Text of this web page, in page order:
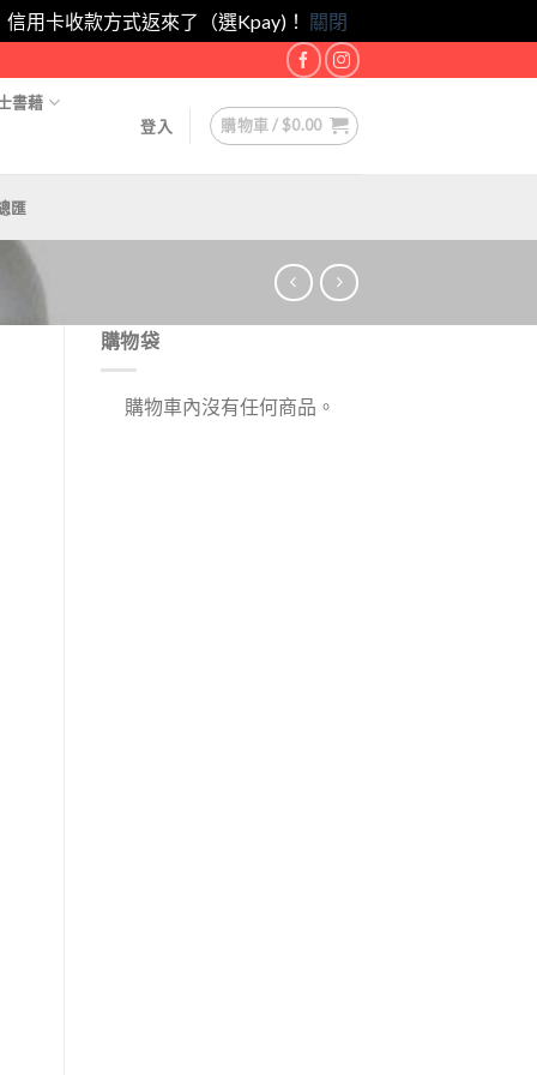
用卡收款方式返來了（選Kpay)！ 關閉
書藉
登入
購物車 /$0.00
匯
購物袋
購物車內沒有任何商品。